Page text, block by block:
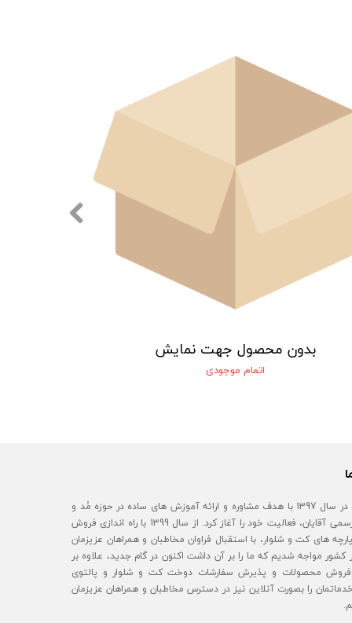
بدون محصول جهت نمایش
اتمام موجودی
آقای مُد در سال 1397 با هدف مشاوره و ارائه آموزش های ساده در حوزه مُد و
استایل رسمی آقایان، فعالیت خود را آغاز کرد. از سال 1399 با راه اندازی فروش
های کت و شلوار، با استقبال فراوان مخاطبان و همراهان عزیزمان
کشور مواجه شدیم که ما را بر آن داشت اکنون در گام جدید، علاوه بر
محصولات و پذیرش سفارشات دوخت کت و شلوار و پالتوی
خدماتمان را بصورت آنلاین نیز در دسترس مخاطبان و همراهان عزیزمان